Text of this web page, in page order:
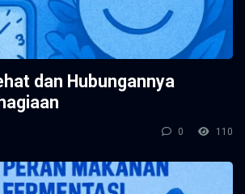
dan Hubungannya
0 110